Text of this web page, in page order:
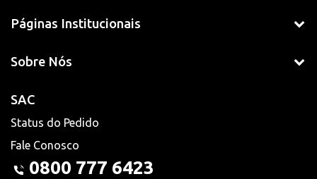
Páginas Institucionais
Sobre Nós
SAC
Status do Pedido
Fale Conosco
0800 777 6423